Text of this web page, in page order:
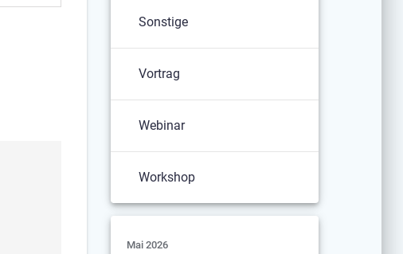
Sonstige
Vortrag
Webinar
Workshop
Mai 2026